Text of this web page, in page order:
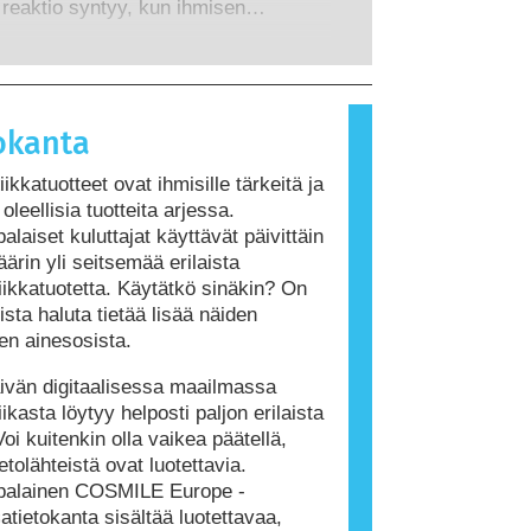
riskit, myös mahdollisesti
häiritsevät ominaisuudet.
syntyy, kun ihmisen
reagoi aineisiin, jotka ovat
ainetta kutsutaan
Kosmetiikka- ja henkilökohtaisen
tuotteet saattavat sisältää ainesosia,
tarkoita, ettei muiden olisi
käyttää tuotetta.
ovat ihmisille tärkeitä ja
tuotteita arjessa.
kuluttajat käyttävät päivittäin
yli seitsemää erilaista
Käytätkö sinäkin? On
haluta tietää lisää näiden
ainesosista.
digitaalisessa maailmassa
löytyy helposti paljon erilaista
kuitenkin olla vaikea päätellä,
ovat luotettavia.
COSMILE Europe -
sisältää luotettavaa,